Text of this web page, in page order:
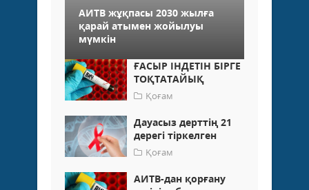
АИТВ жұқпасы 2030 жылға
қарай атымен жойылуы
мүмкін
ҒАСЫР ІНДЕТІН БІРГЕ
ТОҚТАТАЙЫҚ
Қоғам
Дауасыз дерттің 21
дерегі тіркелген
Қоғам
АИТВ-дан қорғану